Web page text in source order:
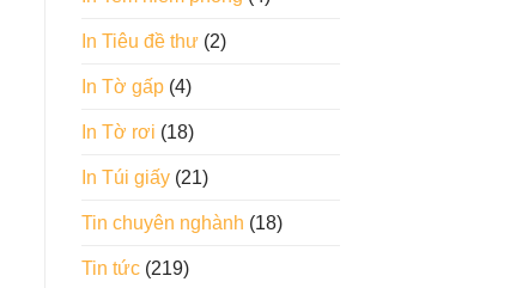
In Tiêu đề thư(2)
In Tờ gấp(4)
In Tờ rơi (18)
In Túi giấy(21)
Tin chuyên nghành (18)
Tin tức(219)